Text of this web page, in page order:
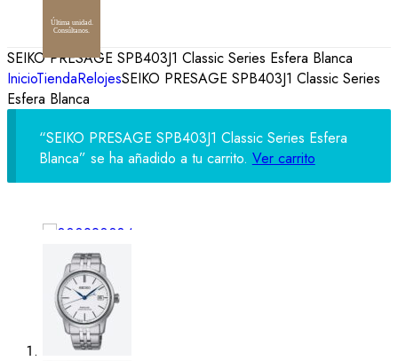
SEIKO PRESAGE SPB403J1 Classic Series Esfera Blanca
InicioTiendaRelojesSEIKO PRESAGE SPB403J1 Classic Series
Esfera Blanca
“SEIKO PRESAGE SPB403J1 Classic Series Esfera
Blanca” se ha añadido a tu carrito. Ver carrito
Última unidad.
Consúltanos.